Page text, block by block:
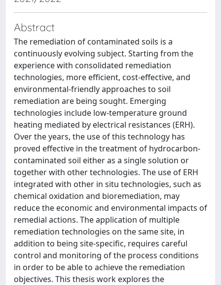
Abstract
The remediation of contaminated soils is a
continuously evolving subject. Starting from the
experience with consolidated remediation
technologies, more efficient, cost-effective, and
environmental-friendly approaches to soil
remediation are being sought. Emerging
technologies include low-temperature ground
heating mediated by electrical resistances (ERH).
Over the years, the use of this technology has
proved effective in the treatment of hydrocarbon-
contaminated soil either as a single solution or
together with other technologies. The use of ERH
integrated with other in situ technologies, such as
chemical oxidation and bioremediation, may
reduce the economic and environmental impacts of
remedial actions. The application of multiple
remediation technologies on the same site, in
addition to being site-specific, requires careful
control and monitoring of the process conditions
in order to be able to achieve the remediation
objectives. This thesis work explores the